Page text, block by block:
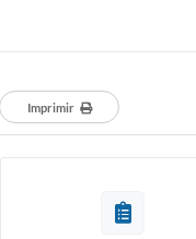
Imprimir